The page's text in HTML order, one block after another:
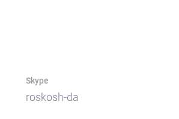
Skype
roskosh-da